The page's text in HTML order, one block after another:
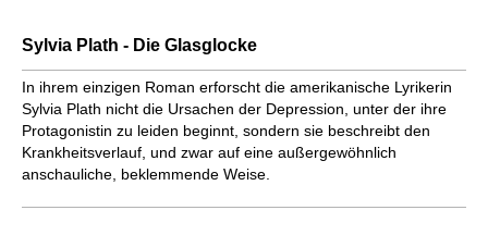
Sylvia Plath - Die Glasglocke
In ihrem einzigen Roman erforscht die amerikanische Lyrikerin
Sylvia Plath nicht die Ursachen der Depression, unter der ihre
Protagonistin zu leiden beginnt, sondern sie beschreibt den
Krankheitsverlauf, und zwar auf eine außergewöhnlich
anschauliche, beklemmende Weise.